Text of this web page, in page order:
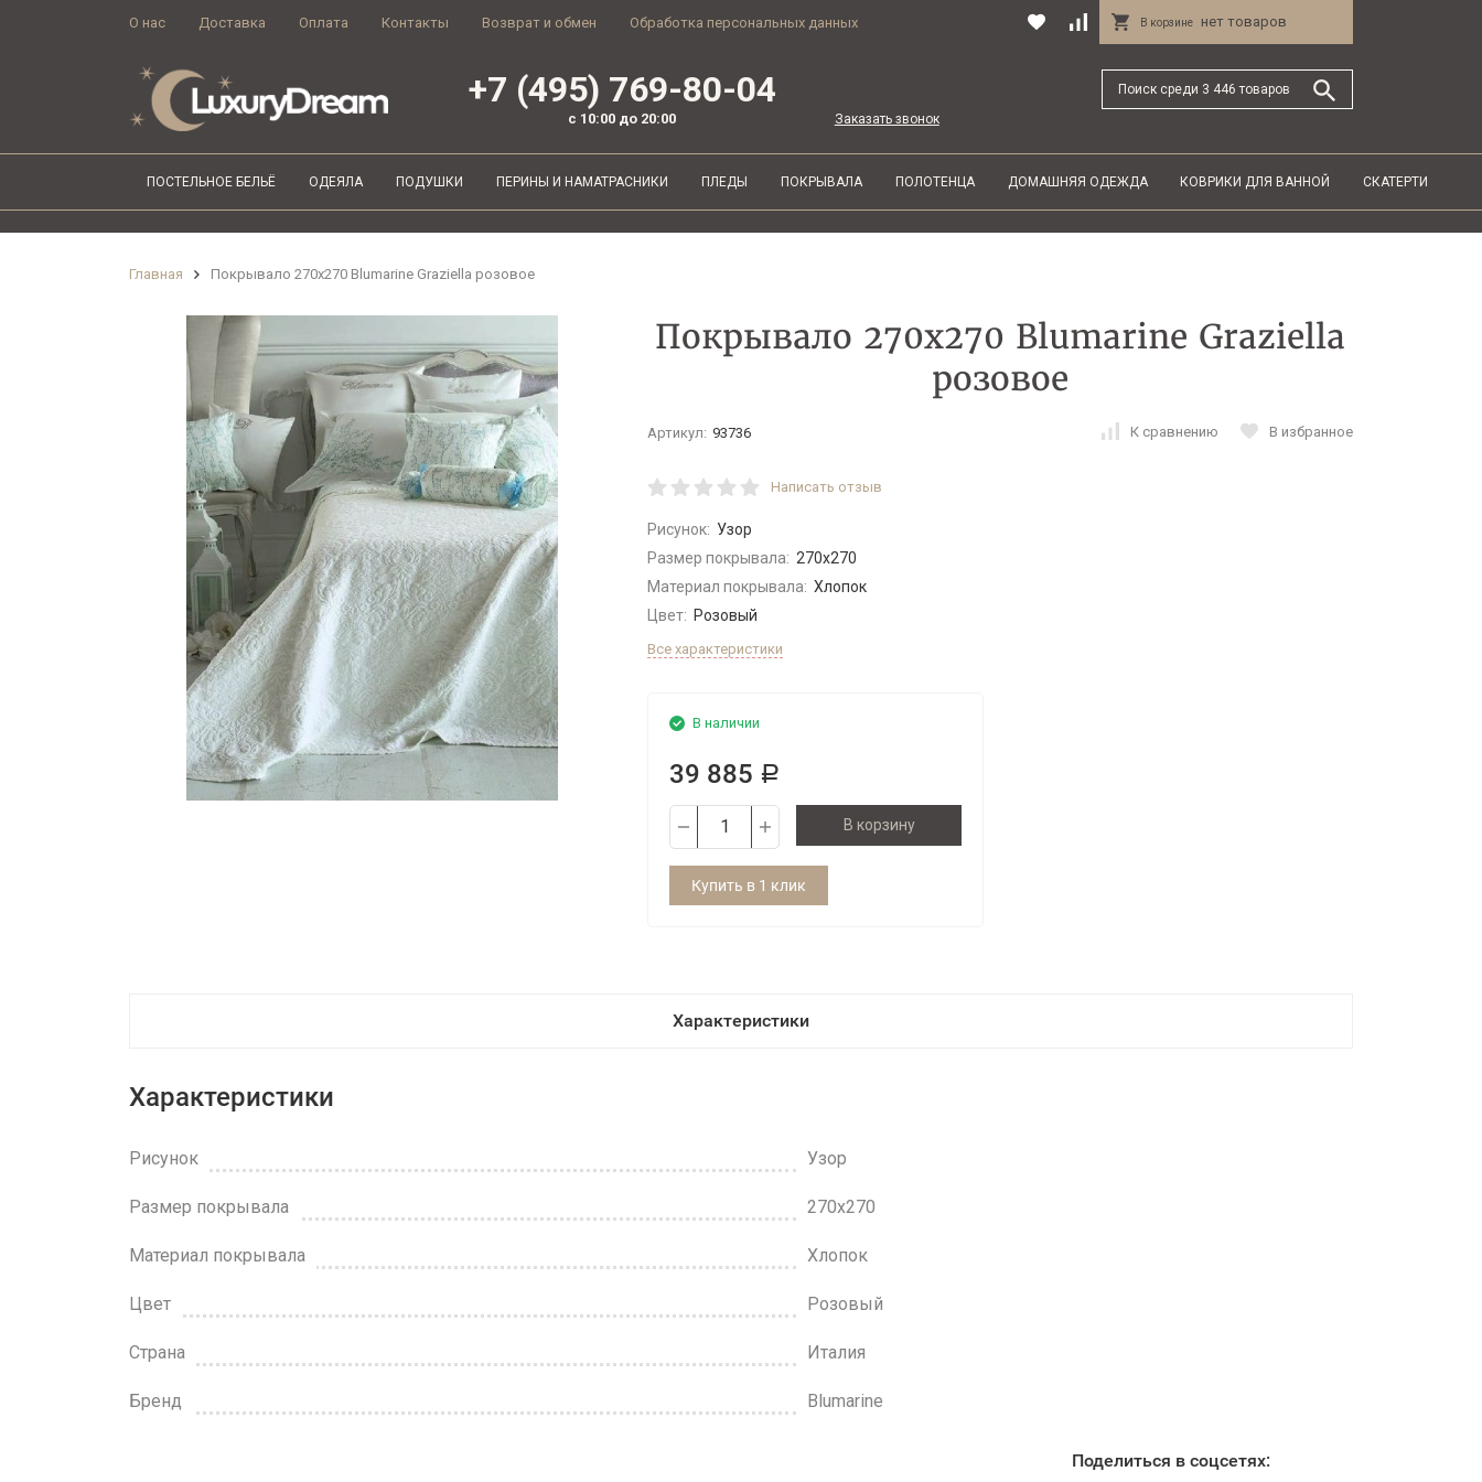
О нас Доставка Оплата Контакты Возврат и обмен Обработка персональных данных В корзине нет товаров
+7 (495) 769-80-04
с 10:00 до 20:00 Заказать звонок
ПОСТЕЛЬНОЕ БЕЛЬЁ ОДЕЯЛА ПОДУШКИ ПЕРИНЫ И НАМАТРАСНИКИ ПЛЕДЫ ПОКРЫВАЛА ПОЛОТЕНЦА ДОМАШНЯЯ ОДЕЖДА КОВРИКИ ДЛЯ ВАННОЙ СКАТЕРТИ
Главная Покрывало 270x270 Blumarine Graziella розовое
Покрывало 270x270 Blumarine Graziella
розовое
Артикул: 93736 К сравнению В избранное
Написать отзыв
Рисунок: Узор
Размер покрывала: 270x270
Материал покрывала: Хлопок
Цвет: Розовый
Все характеристики
В наличии
39 885 Р
В корзину
Купить в 1 клик
Характеристики
Характеристики
Рисунок Узор
Размер покрывала 270x270
Материал покрывала Хлопок
Цвет Розовый
Страна Италия
Бренд Blumarine
Поделиться в соцсетях: